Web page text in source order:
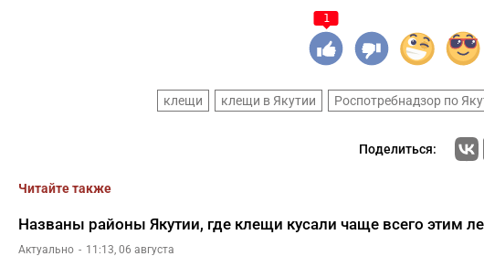
1
клещи клещи в Якутии Роспотребнадзор по
Поделиться:
Читайте также
Названы районы Якутии, где клещи кусали чаще всего этим
Актуально 11:13, 06 августа